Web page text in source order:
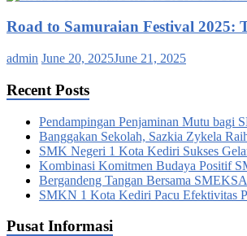
Road to Samuraian Festival 2025:
admin June 20, 2025June 21, 2025
Recent Posts
Pendampingan Penjaminan Mutu bagi
Banggakan Sekolah, Sazkia Zykela
SMK Negeri 1 Kota Kediri Sukses
Kombinasi Komitmen Budaya Positif
Bergandeng Tangan Bersama
SMKN 1 Kota Kediri Pacu Efektivitas
Pusat Informasi